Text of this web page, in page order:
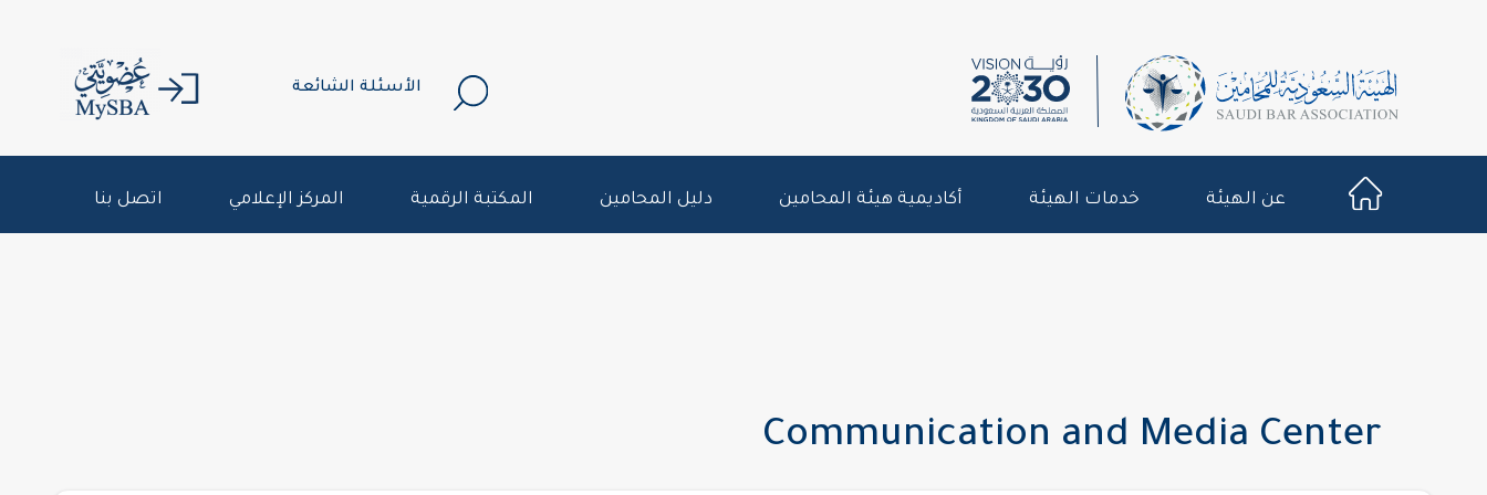
الأسئلة الشائعة
عن الهيئة خدمات الهيئة أكاديمية هيئة المحامين دليل المحامين المكتبة الرقمية المركز الإعلامي اتصل بنا
Communication and Media Center